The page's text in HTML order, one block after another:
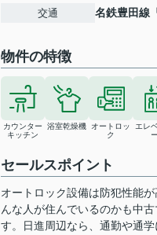
交通 名鉄豊田線
物件の特徴
カウンター
キッチン
浴室乾燥機
オートロッ
ク
エレ
ー
セールスポイント
オートロック設備は防犯性能
んな人が住んでいるのかも中
す。日進周辺なら、通勤や通